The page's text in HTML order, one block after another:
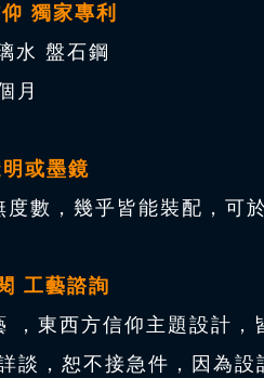
獨家專利
水 盤石鋼
月
或墨鏡
度數，幾乎皆能裝配，可
工藝諮詢
，東西方信仰主題設計，
談，恕不接急件，因為設